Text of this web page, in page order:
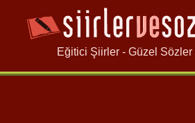
Eğitici Şiirler - Güzel Sözler